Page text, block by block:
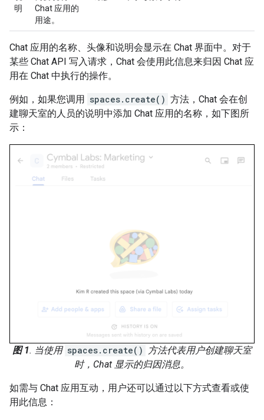
明
Chat 应用的
用途。
Chat 应用的名称、头像和说明会显示在 Chat 界面中。对于
某些 Chat API 写入请求，Chat 会使用此信息来归因 Chat 应
用在 Chat 中执行的操作。
例如，如果您调用 spaces.create() 方法，Chat 会在创
建聊天室的人员的说明中添加 Chat 应用的名称，如下图所
示：
图 1. 当使用 spaces.create()
方法代表用户创建聊天室
时，Chat 显示的归因消息。
如需与 Chat 应用互动，用户还可以通过以下方式查看或使
用此信息：